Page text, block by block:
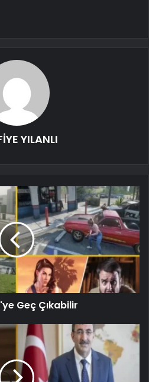
YILANLI
Geç Çıkabilir